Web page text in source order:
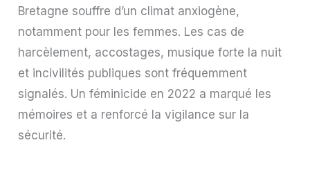
Bretagne souffre d’un climat anxiogène,
notamment pour les femmes. Les cas de
harcèlement, accostages, musique forte la nuit
et incivilités publiques sont fréquemment
signalés. Un féminicide en 2022 a marqué les
mémoires et a renforcé la vigilance sur la
sécurité.